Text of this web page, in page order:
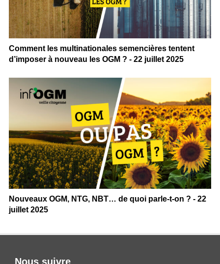
Comment les multinationales semencières tentent
d’imposer à nouveau les OGM ? - 22 juillet 2025
Nouveaux OGM, NTG, NBT… de quoi parle-t-on ? - 22
juillet 2025
Nous suivre